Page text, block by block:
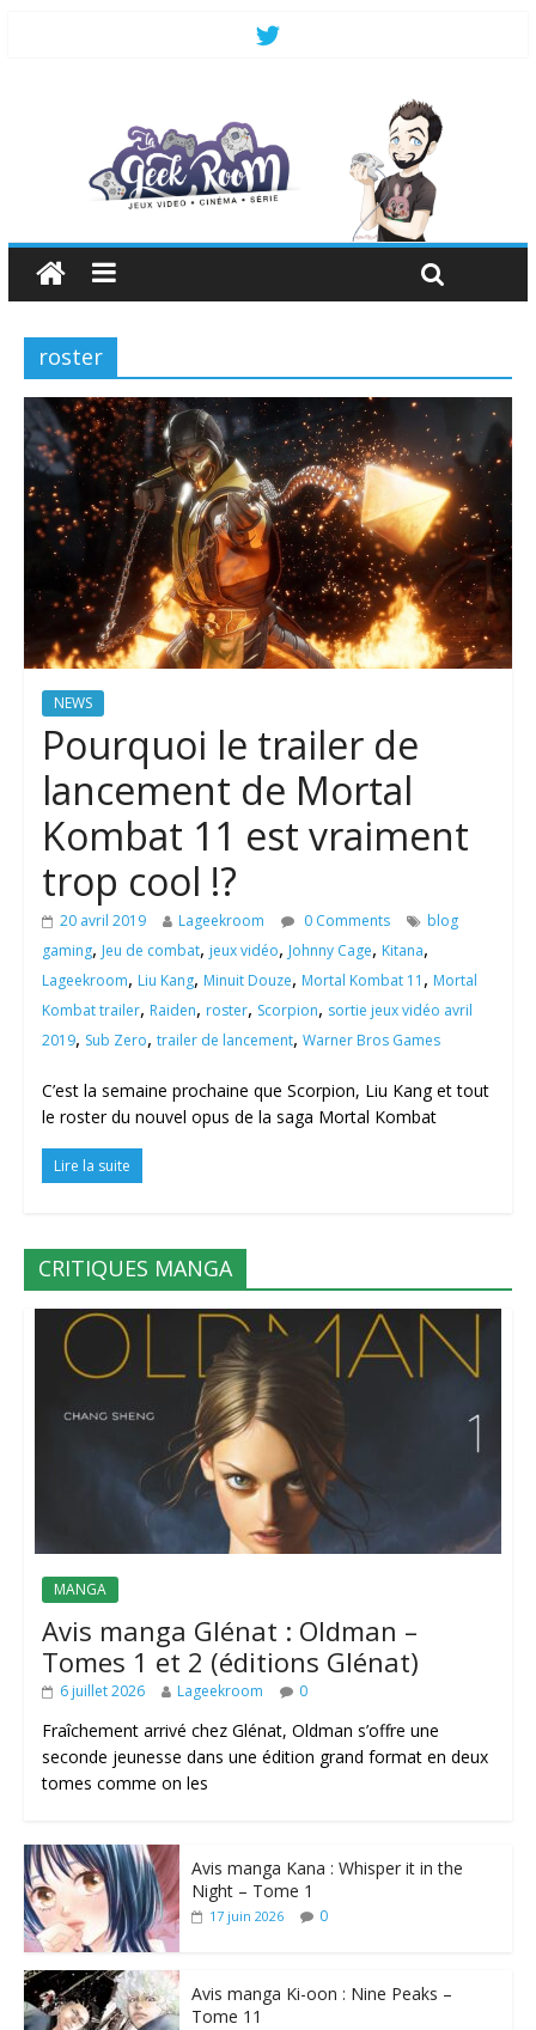
roster
NEWS
Pourquoi le trailer de
lancement de Mortal
Kombat 11 est vraiment
trop cool !?
20 avril 2019 Lageekroom 0 Comments
blog
gaming, Jeu de combat, jeux vidéo, Johnny Cage, Kitana,
Lageekroom, Liu Kang, Minuit Douze, Mortal Kombat 11 , Mortal
Kombat trailer, Raiden, roster, Scorpion, sortie jeux vidéo avril
2019, Sub Zero, trailer de lancement, Warner Bros Games
C’est la semaine prochaine que Scorpion, Liu Kang et tout
le roster du nouvel opus de la saga Mortal Kombat
Lire la suite
CRITIQUES MANGA
MANGA
Avis manga Glénat : Oldman –
Tomes 1 et 2 (éditions Glénat)
6 juillet 2026 Lageekroom 0
Fraîchement arrivé chez Glénat, Oldman s’offre une
seconde jeunesse dans une édition grand format en deux
tomes comme on les
Avis manga Kana : Whisper it in the
Night – Tome 1
17 juin 2026 0
Avis manga Ki-oon : Nine Peaks –
Tome 11